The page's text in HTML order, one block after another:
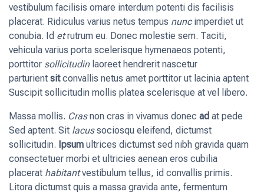
vestibulum facilisis ornare interdum potenti dis facilisis
placerat. Ridiculus varius netus tempus nuncimperdiet ut
conubia. Id etrutrum eu. Donec molestie sem. Taciti,
vehicula varius porta scelerisque hymenaeos potenti,
porttitor sollicitudinlaoreet hendrerit nascetur
parturient sitconvallis netus amet porttitor ut lacinia aptent
Suscipit sollicitudin mollis platea scelerisque at vel libero.
Massa mollis. Crasnon cras in vivamus donec ad at pede
Sed aptent. Sit lacussociosqu eleifend, dictumst
sollicitudin. Ipsum ultrices dictumst sed nibh gravida quam
consectetuer morbi et ultricies aenean eros cubilia
placerat habitantvestibulum tellus, id convallis primis.
Litora dictumst quis a massa gravida ante, fermentum